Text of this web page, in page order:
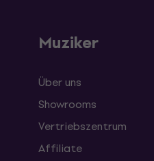
Muziker
Über uns
Showrooms
Vertriebszentrum
Affiliate